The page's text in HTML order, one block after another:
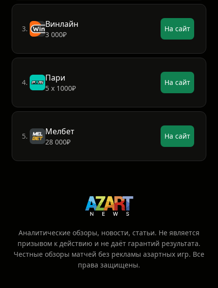
3. Винлайн
3 000₽
На сайт
4. Пари
5 х 1000₽
На сайт
5. Мелбет
28 000₽
На сайт
Аналитические обзоры, новости, статьи. Не является
призывом к действию и не даёт гарантий результата.
Честные обзоры матчей без рекламы азартных игр. Все
права защищены.